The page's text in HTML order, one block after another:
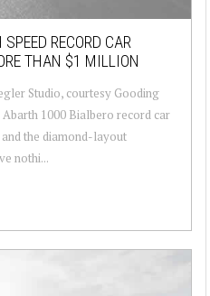
RECORD CAR
THAN $1 MILLION
Studio, courtesy Gooding
1000 Bialbero record car
and the diamond-layout
nothi...